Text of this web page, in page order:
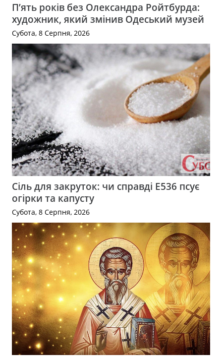
П’ять років без Олександра Ройтбурда:
художник, який змінив Одеський музей
Субота, 8 Серпня, 2026
Сіль для закруток: чи справді Е536 псує
огірки та капусту
Субота, 8 Серпня, 2026